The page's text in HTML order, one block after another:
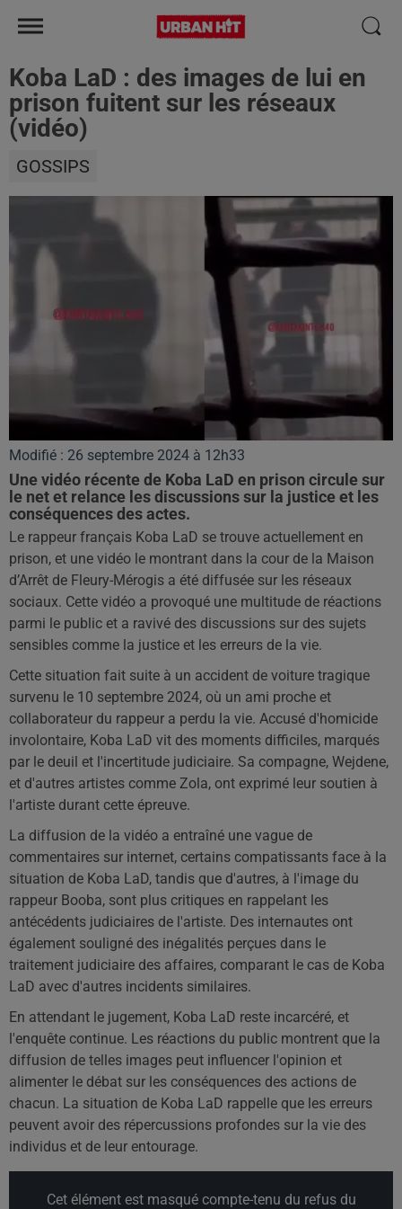
Koba LaD : des images de lui en
prison fuitent sur les réseaux
(vidéo)
GOSSIPS
Modifié : 26 septembre 2024 à 12h33
Une vidéo récente de Koba LaD en prison circule sur
le net et relance les discussions sur la justice et les
conséquences des actes.
Le rappeur français Koba LaD se trouve actuellement en
prison, et une vidéo le montrant dans la cour de la Maison
d’Arrêt de Fleury-Mérogis a été diffusée sur les réseaux
sociaux. Cette vidéo a provoqué une multitude de réactions
parmi le public et a ravivé des discussions sur des sujets
sensibles comme la justice et les erreurs de la vie.
Cette situation fait suite à un accident de voiture tragique
survenu le 10 septembre 2024, où un ami proche et
collaborateur du rappeur a perdu la vie. Accusé d'homicide
involontaire, Koba LaD vit des moments difficiles, marqués
par le deuil et l'incertitude judiciaire. Sa compagne, Wejdene,
et d'autres artistes comme Zola, ont exprimé leur soutien à
l'artiste durant cette épreuve.
La diffusion de la vidéo a entraîné une vague de
commentaires sur internet, certains compatissants face à la
situation de Koba LaD, tandis que d'autres, à l'image du
rappeur Booba, sont plus critiques en rappelant les
antécédents judiciaires de l'artiste. Des internautes ont
également souligné des inégalités perçues dans le
traitement judiciaire des affaires, comparant le cas de Koba
LaD avec d'autres incidents similaires.
En attendant le jugement, Koba LaD reste incarcéré, et
l'enquête continue. Les réactions du public montrent que la
diffusion de telles images peut influencer l'opinion et
alimenter le débat sur les conséquences des actions de
chacun. La situation de Koba LaD rappelle que les erreurs
peuvent avoir des répercussions profondes sur la vie des
individus et de leur entourage.
Cet élément est masqué compte-tenu du refus du